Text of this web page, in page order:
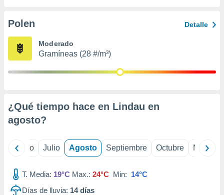
e
mediante
de
1199
Polen Detalle
Moderado
Gramíneas (28 #/m³)
¿Qué tiempo hace en Lindau en
agosto?
Junio Julio Agosto Septiembre Octubre
T. Media: 19°C Max.: 24°C Min: 14°C
Días de lluvia: 14días